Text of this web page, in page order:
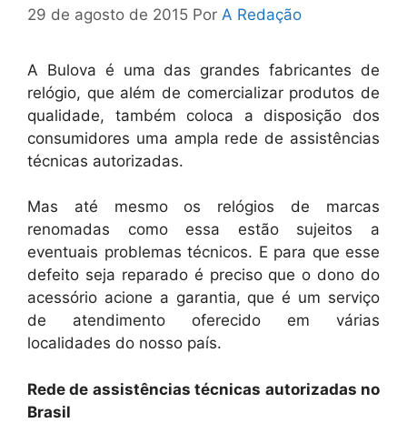
29 de agosto de 2015 Por A Redação
A Bulova é uma das grandes fabricantes de
relógio, que além de comercializar produtos de
qualidade, também coloca a disposição dos
consumidores uma ampla rede de assistências
técnicas autorizadas.
Mas até mesmo os relógios de marcas
renomadas como essa estão sujeitos a
eventuais problemas técnicos. E para que esse
defeito seja reparado é preciso que o dono do
acessório acione a garantia, que é um serviço
de atendimento oferecido em várias
localidades do nosso país.
Rede de assistências técnicas autorizadas no
Brasil